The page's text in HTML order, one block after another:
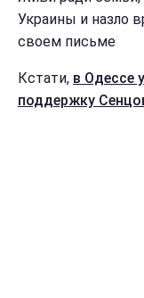
Украины и назло
своем письме
Кстати, в Одессе
поддержку